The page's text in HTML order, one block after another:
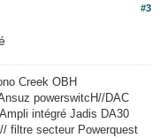
#3
Creek OBH
powerswitcH//DAC
intégré Jadis DA30
filtre secteur Powerquest